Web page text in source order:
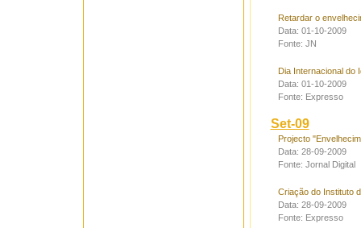
Retardar o
Data: 01-10-2009
Fonte: JN
Dia Internacional do
Data: 01-10-2009
Fonte: Expresso
Set-09
Projecto
Data: 28-09-2009
Fonte: Jornal Digital
Criação do Instituto
Data: 28-09-2009
Fonte: Expresso